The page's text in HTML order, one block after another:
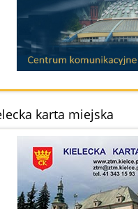
karta miejska